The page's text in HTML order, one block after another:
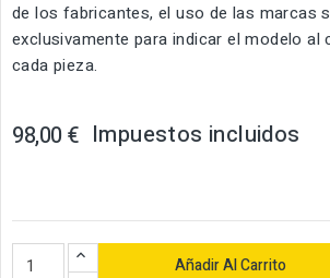
de los fabricantes, el uso de las marcas
exclusivamente para indicar el modelo al
cada pieza.
98,00 € Impuestos incluidos
Añadir Al Carrito